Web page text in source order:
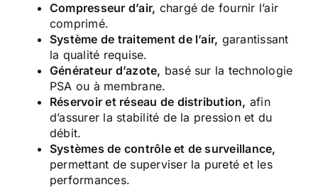
Compresseur d’air, chargé de fournir l’air
comprimé.
Système de traitement de l’air, garantissant
la qualité requise.
Générateur d’azote, basé sur la technologie
PSA ou à membrane.
Réservoir et réseau de distribution, afin
d’assurer la stabilité de la pression et du
débit.
Systèmes de contrôle et de surveillance,
permettant de superviser la pureté et les
performances.